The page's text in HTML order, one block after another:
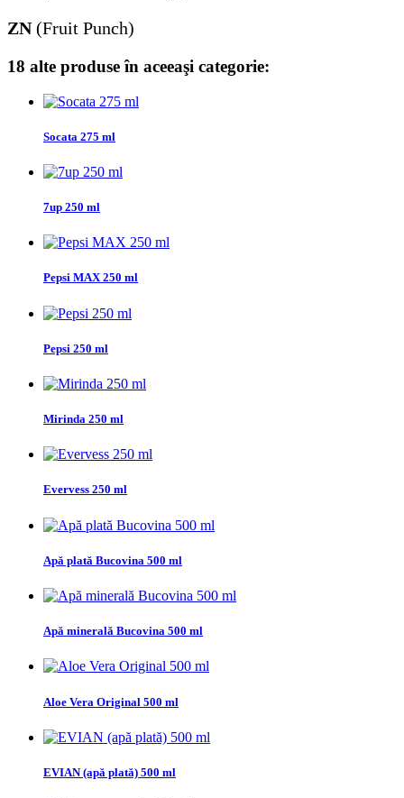
ZN(Fruit Punch)
18 alte produse în aceeaşi categorie:
Socata 275 ml
7up 250 ml
Pepsi MAX 250 ml
Pepsi 250 ml
Mirinda 250 ml
Evervess 250 ml
Apă plată Bucovina 500 ml
Apă minerală Bucovina 500 ml
Aloe Vera Original 500 ml
EVIAN (apă plată) 500 ml